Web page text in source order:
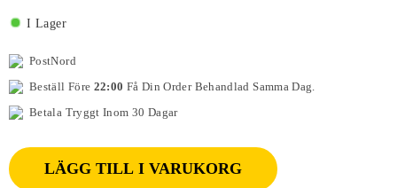
I Lager
PostNord
Beställ Före 22:00 Få Din Order Behandlad Samma Dag.
Betala Tryggt Inom 30 Dagar
LÄGG TILL I VARUKORG